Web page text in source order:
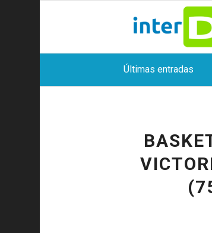
Últimas entradas